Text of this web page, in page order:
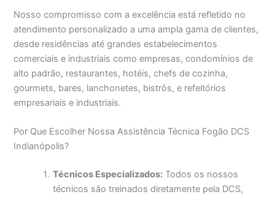
Nosso compromisso com a excelência está refletido no
atendimento personalizado a uma ampla gama de clientes,
desde residências até grandes estabelecimentos
comerciais e industriais como empresas, condomínios de
alto padrão, restaurantes, hotéis, chefs de cozinha,
gourmets, bares, lanchonetes, bistrôs, e refeitórios
empresariais e industriais.
Por Que Escolher Nossa Assistência Técnica Fogão DCS
Indianópolis?
Técnicos Especializados: Todos os nossos
técnicos são treinados diretamente pela DCS,